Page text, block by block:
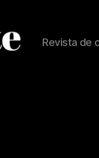
Revista de